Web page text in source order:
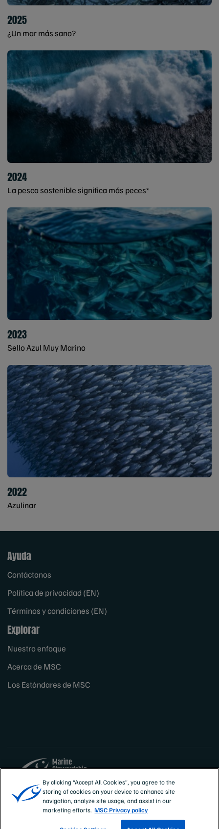
2025
¿Un mar más sano?
2024
La pesca sostenible significa más peces*
2023
Sello Azul Muy Marino
2022
Azulinar
Ayuda
Contáctanos
Política de privacidad (EN)
Términos y condiciones (EN)
Explorar
Nuestro enfoque
Acerca de MSC
Los Estándares de MSC
Sites
España
By clicking “Accept All Cookies”, you agree to the
storing of cookies on your device to enhance site
navigation, analyze site usage, and assist in our
marketing efforts. MSC Privacy policy